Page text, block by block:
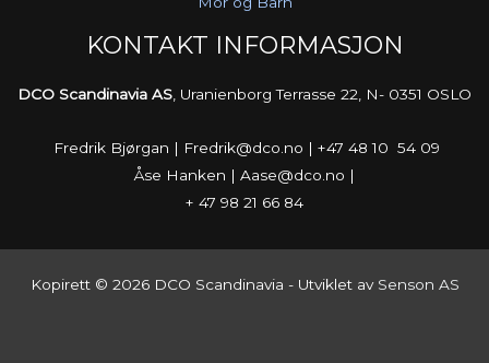
KONTAKT INFORMASJON
DCO Scandinavia AS , Uranienborg Terrasse 22, N- 0351 OSLO
Fredrik Bjørgan | Fredrik@dco.no | +47 48 10 54 09
Åse Hanken | Aase@dco.no |
+ 47 98 21 66 84
Kopirett © 2026 DCO Scandinavia - Utviklet av Senson AS